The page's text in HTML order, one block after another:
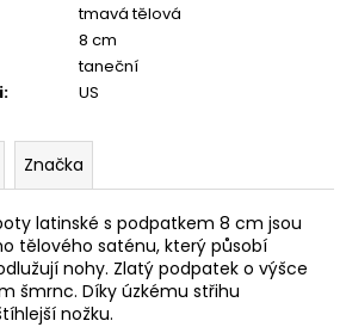
tmavá tělová
8 cm
taneční
: US
Značka
latinské s podpatkem 8 cm jsou
tělového saténu, který působí
nohy. Zlatý podpatek o výšce
šmrnc. Díky úzkému střihu
nožku.